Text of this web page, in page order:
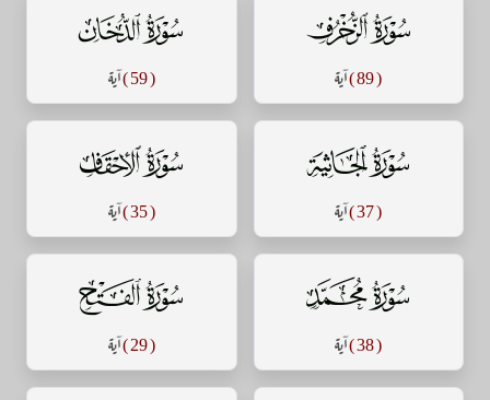
سورة الزخرف
( 89 ) آية
سورة الدخان
( 59 ) آية
سورة الجاثية
( 37 ) آية
سورة الأحقاف
( 35 ) آية
سورة محمد
( 38 ) آية
سورة الفتح
( 29 ) آية